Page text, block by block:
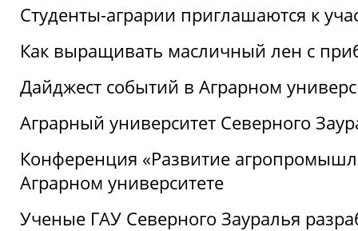
Студенты-аграрии приглашаются к
Как выращивать масличный лен с
Дайджест событий в Аграрном
Аграрный университет Северного
Конференция «Развитие
Аграрном университете
Ученые ГАУ Северного Зауралья